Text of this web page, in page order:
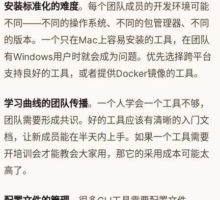
安装标准化的难度。每个团队成员的开发环境可能
不同——不同的操作系统、不同的包管理器、不同
的版本。一个只在Mac上容易安装的工具，在团队
有Windows用户时就会成为问题。优先选择跨平台
支持良好的工具，或者提供Docker镜像的工具。
学习曲线的团队传播。一个人学会一个工具不够，
团队需要形成共识。好的工具应该有清晰的入门文
档，让新成员能在半天内上手。如果一个工具需要
开培训会才能教会大家用，那它的采用成本可能太
高了。